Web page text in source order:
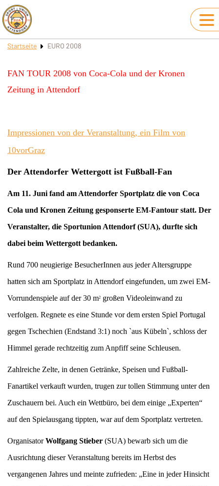
Startseite EURO 2008
FAN TOUR 2008 von Coca-Cola und der Kronen
Zeitung in Attendorf
Impressionen von der Veranstaltung, ein Film von
10vorGraz
Der Attendorfer Wettergott ist Fußball-Fan
Am 11. Juni fand am Attendorfer Sportplatz die von Coca
Cola und Kronen Zeitung gesponserte EM-Fantour statt. Der
Veranstalter, die Sportunion Attendorf (SUA), durfte sich
dabei beim Wettergott bedanken.
Rund 700 neugierige BesucherInnen aus jeder Altersgruppe
hatten sich am Sportplatz in Attendorf eingefunden, um zwei EM-
Vorrundenspiele auf der 30 m2 großen Videoleinwand zu
verfolgen. Regnete es eine Stunde vor dem ersten Spiel Portugal
gegen Tschechien (Endstand 3:1) noch `aus Kübeln`, schloss der
Himmel gerade rechtzeitig zum Anpfiff seine Schleusen.
Zahlreiche Zelte, in denen Getränke, Speisen und Fußball-
Fanartikel verkauft wurden, trugen zur tollen Stimmung unter den
Zuschauern bei. Auch ein Wettbüro, bei dem einige „Experten“
auf den Spielausgang tippten, war auf dem Sportplatz vertreten.
OrganisatorWolfgang Stieber (SUA) bewarb sich um die
Ausrichtung dieser Veranstaltung bereits im Herbst des
vergangenen Jahres und meinte zufrieden: „Eine in jeder Hinsicht